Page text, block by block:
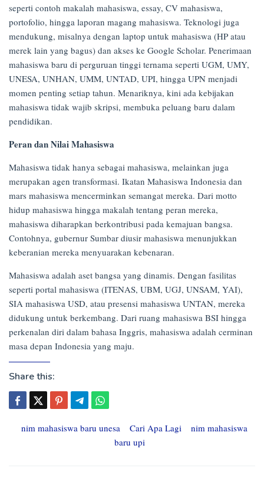
seperti contoh makalah mahasiswa, essay, CV mahasiswa,
portofolio, hingga laporan magang mahasiswa. Teknologi juga
mendukung, misalnya dengan laptop untuk mahasiswa (HP atau
merek lain yang bagus) dan akses ke Google Scholar. Penerimaan
mahasiswa baru di perguruan tinggi ternama seperti UGM, UMY,
UNESA, UNHAN, UMM, UNTAD, UPI, hingga UPN menjadi
momen penting setiap tahun. Menariknya, kini ada kebijakan
mahasiswa tidak wajib skripsi, membuka peluang baru dalam
pendidikan.
Peran dan Nilai Mahasiswa
Mahasiswa tidak hanya sebagai mahasiswa, melainkan juga
merupakan agen transformasi. Ikatan Mahasiswa Indonesia dan
mars mahasiswa mencerminkan semangat mereka. Dari motto
hidup mahasiswa hingga makalah tentang peran mereka,
mahasiswa diharapkan berkontribusi pada kemajuan bangsa.
Contohnya, gubernur Sumbar diusir mahasiswa menunjukkan
keberanian mereka menyuarakan kebenaran.
Mahasiswa adalah aset bangsa yang dinamis. Dengan fasilitas
seperti portal mahasiswa (ITENAS, UBM, UGJ, UNSAM, YAI),
SIA mahasiswa USD, atau presensi mahasiswa UNTAN, mereka
didukung untuk berkembang. Dari ruang mahasiswa BSI hingga
perkenalan diri dalam bahasa Inggris, mahasiswa adalah cerminan
masa depan Indonesia yang maju.
Share this:
nim mahasiswa baru unesa Cari Apa Lagi
nim mahasiswa
baru upi